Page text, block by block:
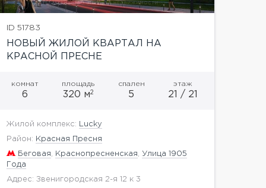
ID 51783
НОВЫЙ ЖИЛОЙ КВАРТАЛ НА
КРАСНОЙ ПРЕСНЕ
комнат
6
площадь
320 м2
спален
5
этаж
21 / 21
Жилой комплекс: Lucky
Район: Красная Пресня
Беговая Краснопресненская
Улица 1905
Года
Адрес: Звенигородская 2-я 12 к 3